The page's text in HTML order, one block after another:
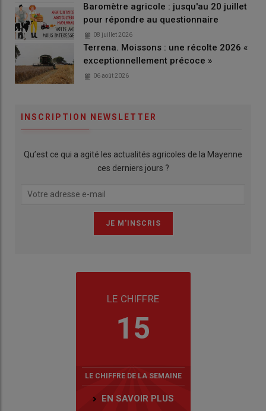
Baromètre agricole : jusqu'au 20 juillet
pour répondre au questionnaire
08 juillet 2026
Terrena. Moissons : une récolte 2026 «
exceptionnellement précoce »
06 août 2026
INSCRIPTION NEWSLETTER
Qu’est ce qui a agité les actualités agricoles de la Mayenne
ces derniers jours ?
LE CHIFFRE
15
LE CHIFFRE DE LA SEMAINE
EN SAVOIR PLUS